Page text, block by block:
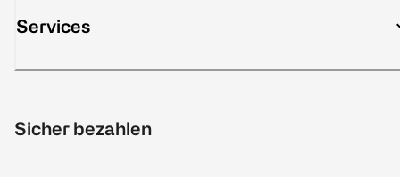
Services
Sicher bezahlen